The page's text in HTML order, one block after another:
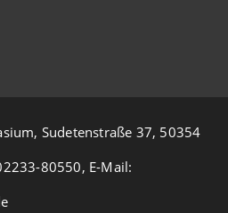
Sudetenstraße 37, 50354
80550, E-Mail: